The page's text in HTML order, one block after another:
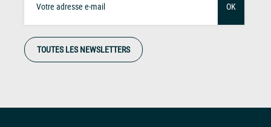
OK
TOUTES LES NEWSLETTERS